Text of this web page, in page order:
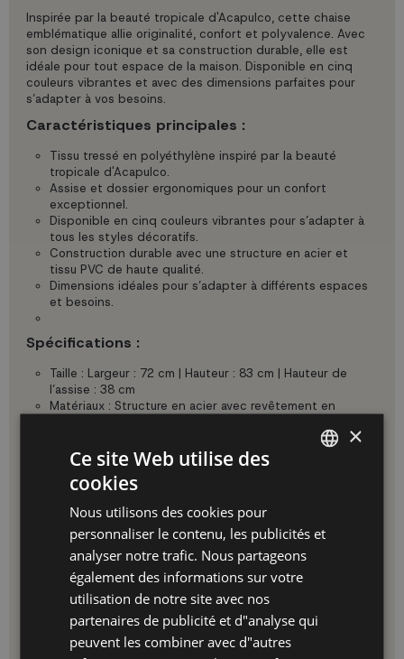
Inspirée par la beauté tropicale d'Acapulco, cette chaise
emblématique allie originalité, confort et polyvalence. Avec
son design iconique et sa construction durable, elle est
idéale pour tout espace de la maison. Disponible en cinq
couleurs vibrantes et avec des dimensions parfaites pour
s’adapter à vos besoins.
Caractéristiques principales :
Tissu tressé en polyéthylène inspiré par la beauté
tropicale d'Acapulco.
Assise et dossier ergonomiques pour un confort
exceptionnel.
Disponible en cinq couleurs vibrantes pour s’adapter à
tous les styles décoratifs.
Construction durable avec une structure en acier et
tissu PVC de haute qualité.
Dimensions idéales pour s’adapter à différents espaces
et besoins.
Spécifications :
Taille : Largeur : 72 cm | Hauteur : 83 cm | Hauteur de
l’assise : 38 cm
Matériaux : Structure en acier avec revêtement en
Couleurs disponibles : Noir, terracotta, jaune, turquoise,
vert bouteille
Avantages :
Apporte fraîcheur et style à n’importe quel
environnement.
Design ergonomique pour un confort lors de longues
périodes d’utilisation.
Fabriquée avec des matériaux résistants pour une
durabilité garantie.
Disponible en plusieurs couleurs pour s’adapter à
différents styles décoratifs.
×
Ce site Web utilise des
cookies
Nous utilisons des cookies pour
personnaliser le contenu, les publicités et
analyser notre trafic. Nous partageons
également des informations sur votre
utilisation de notre site avec nos
partenaires de publicité et d"analyse qui
peuvent les combiner avec d"autres